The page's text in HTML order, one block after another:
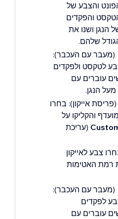
והצבע של
והפקדים
הנגן ושנו את
שלהם.
(מעבר עם העכבר):
לטקסט ולפקדים
עוברים עם
הנגן.
(פריסת אייקון): בחרו
והקליקו על
(עריכת
צבע לאייקון
רמת האטימות
(מעבר עם העכבר):
לפקדים
עוברים עם